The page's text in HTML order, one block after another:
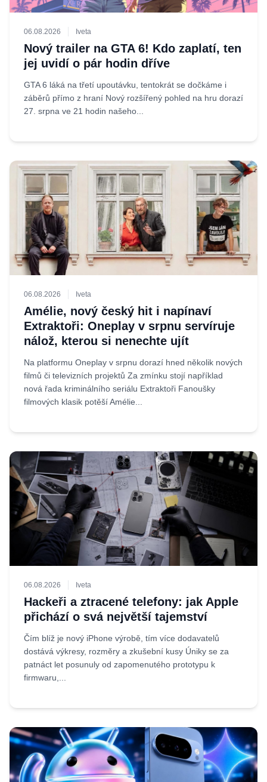
06.08.2026 Iveta
Nový trailer na GTA 6! Kdo zaplatí, ten
jej uvidí o pár hodin dříve
GTA 6 láká na třetí upoutávku, tentokrát se dočkáme i
záběrů přímo z hraní Nový rozšířený pohled na hru dorazí
27. srpna ve 21 hodin našeho...
06.08.2026 Iveta
Amélie, nový český hit i napínaví
Extraktoři: Oneplay v srpnu servíruje
nálož, kterou si nenechte ujít
Na platformu Oneplay v srpnu dorazí hned několik nových
filmů či televizních projektů Za zmínku stojí například
nová řada kriminálního seriálu Extraktoři Fanoušky
filmových klasik potěší Amélie...
06.08.2026 Iveta
Hackeři a ztracené telefony: jak Apple
přichází o svá největší tajemství
Čím blíž je nový iPhone výrobě, tím více dodavatelů
dostává výkresy, rozměry a zkušební kusy Úniky se za
patnáct let posunuly od zapomenutého prototypu k
firmwaru,...